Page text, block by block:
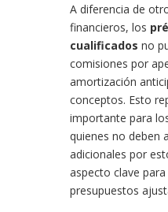
A diferencia de
financieros, los
cualificados no
comisiones por
amortización
conceptos. Esto
importante para
quienes no deben
adicionales por
aspecto clave
presupuestos